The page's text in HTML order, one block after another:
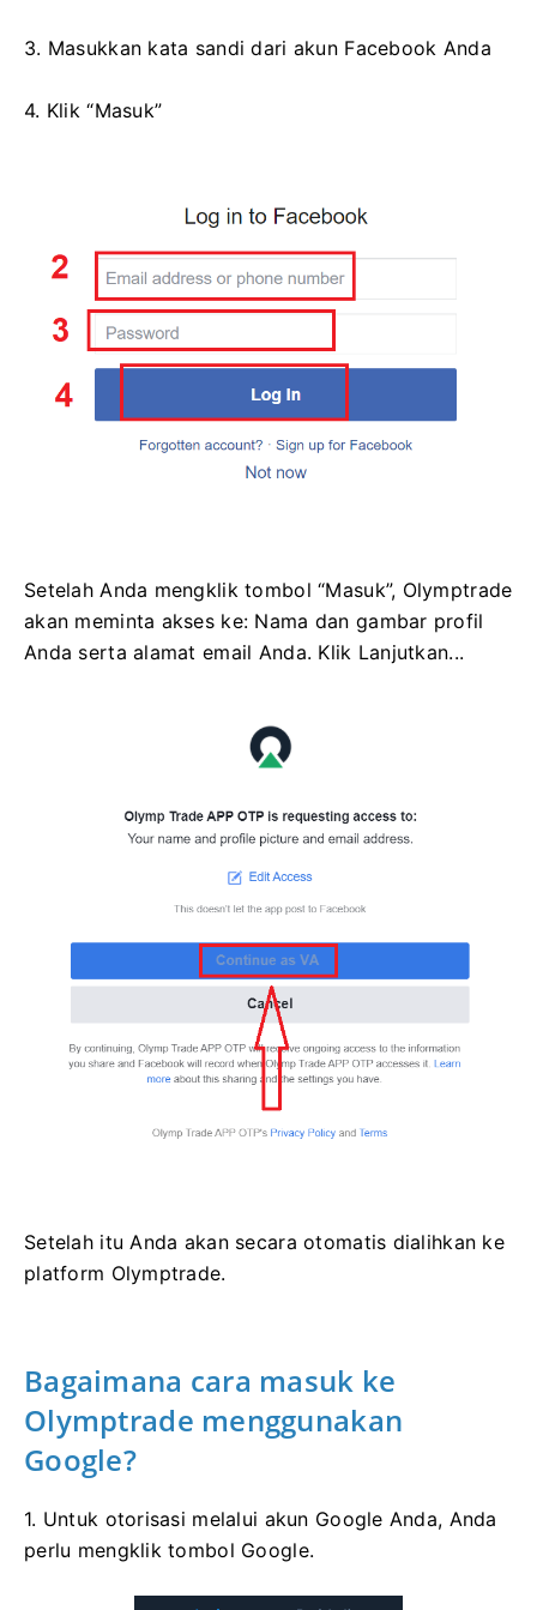
3. Masukkan kata sandi dari akun Facebook Anda
4. Klik “Masuk”
Setelah Anda mengklik tombol “Masuk”, Olymptrade
akan meminta akses ke: Nama dan gambar profil
Anda serta alamat email Anda. Klik Lanjutkan...
Setelah itu Anda akan secara otomatis dialihkan ke
platform Olymptrade.
Bagaimana cara masuk ke
Olymptrade menggunakan
Google?
1. Untuk otorisasi melalui akun Google Anda, Anda
perlu mengklik tombol Google.